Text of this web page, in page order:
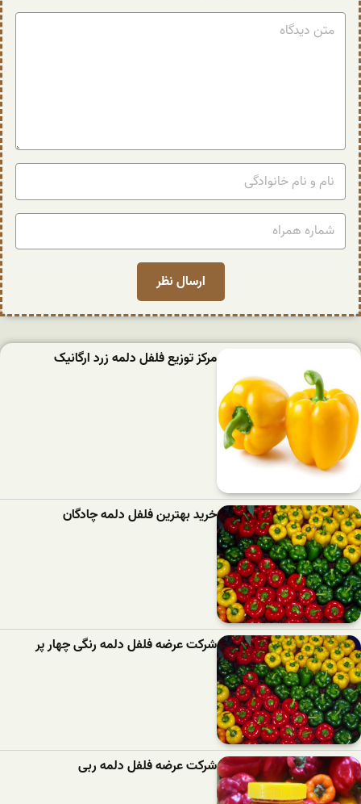
مرکز توزیع فلفل دلمه زرد ارگانیک
خرید بهترین فلفل دلمه‌ چادگان
شرکت عرضه فلفل دلمه رنگی چهار پر
شرکت عرضه فلفل دلمه ربی